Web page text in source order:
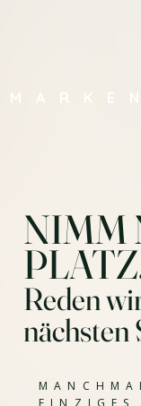
NIMM
Reden
nächsten
EINZIGES